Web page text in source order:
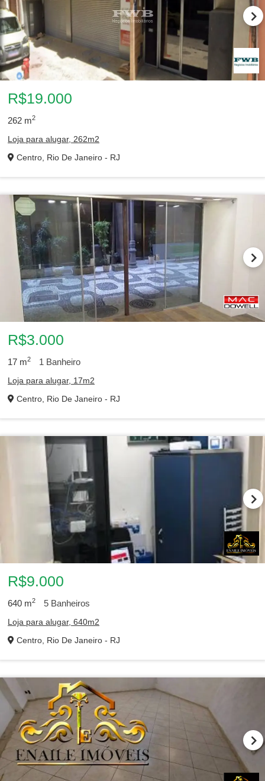
R$19.000
262 m2
Loja para alugar, 262m2
Centro, Rio De Janeiro - RJ
R$3.000
17 m2 1 Banheiro
Loja para alugar, 17m2
Centro, Rio De Janeiro - RJ
R$9.000
640 m2 5 Banheiros
Loja para alugar, 640m2
Centro, Rio De Janeiro - RJ
1
…